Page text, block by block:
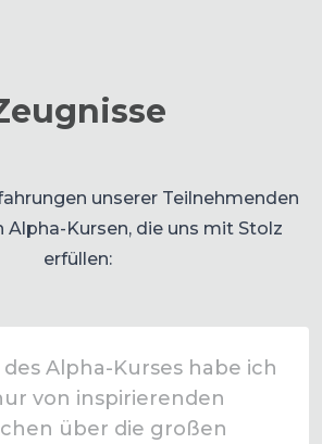
unserer Teilnehmenden
Alpha-Kursen, die uns mit Stolz
erfüllen:
Alpha-Kurses habe ich
von inspirierenden
über die großen